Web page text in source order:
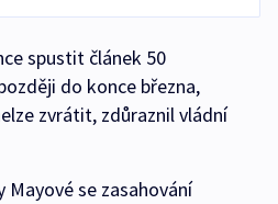
spustit článek 50
do konce března,
zvrátit, zdůraznil vládní
Mayové se zasahování